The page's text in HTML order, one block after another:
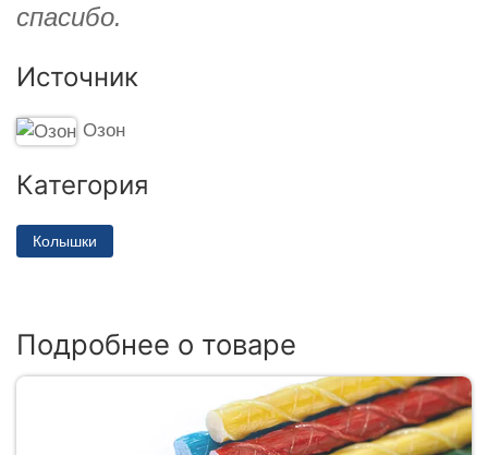
спасибо.
Источник
Озон
Категория
Колышки
Подробнее о товаре